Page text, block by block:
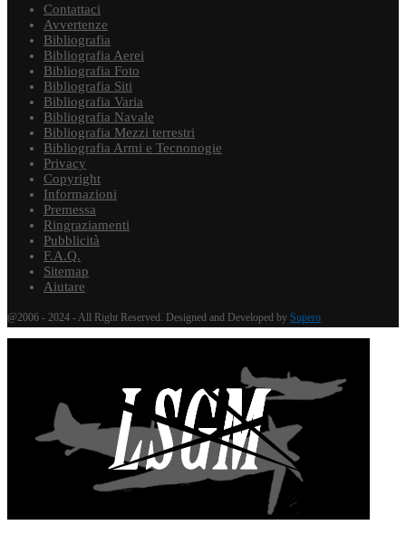
Contattaci
Avvertenze
Bibliografia
Bibliografia Aerei
Bibliografia Foto
Bibliografia Siti
Bibliografia Varia
Bibliografia Navale
Bibliografia Mezzi terrestri
Bibliografia Armi e Tecnonogie
Privacy
Copyright
Informazioni
Premessa
Ringraziamenti
Pubblicità
F.A.Q.
Sitemap
Aiutare
@2006 - 2024 - All Right Reserved. Designed and Developed by Supero